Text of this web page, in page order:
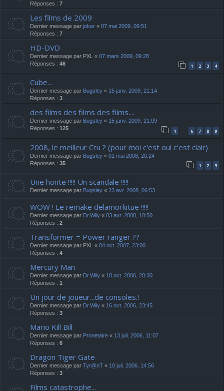
Réponses : 7
Les films de 2009
Dernier message par joker « 07 mai 2009, 09:51
Réponses : 7
HD-DVD
Dernier message par PXL « 07 mars 2009, 09:28
Réponses : 46 1 2 3 4
Cube...
Dernier message par Bugsley « 15 janv. 2009, 21:14
Réponses : 3
des films des films des films....
Dernier message par Bugsley « 15 janv. 2009, 21:09
Réponses : 125 1 6 7 8 9
2008, le meilleur Cru ? (pour moi c'est oui c'est clair)
Dernier message par Bugsley « 01 mai 2008, 20:24
Réponses : 35 1 2 3
Une honte !!!!! Un scandale !!!!!
Dernier message par Bugsley « 23 avr. 2008, 06:53
WOW ! Le remake delamorkitue !!!!!
Dernier message par Dr.Wily « 03 avr. 2008, 10:50
Réponses : 2
Transformer = Power ranger ??
Dernier message par PXL « 04 oct. 2007, 23:00
Réponses : 4
Mercury Man
Dernier message par Dr.Wily « 18 oct. 2006, 20:30
Réponses : 1
Un jour de joueur...de consoles.!
Dernier message par Dr.Wily « 16 oct. 2006, 23:45
Réponses : 3
Mario Kill Bill
Dernier message par Pronetaire « 13 juil. 2006, 11:07
Réponses : 6
Dragon Tiger Gate
Dernier message par Tyr@nT « 10 juil. 2006, 14:56
Réponses : 3
Films catastrophe...